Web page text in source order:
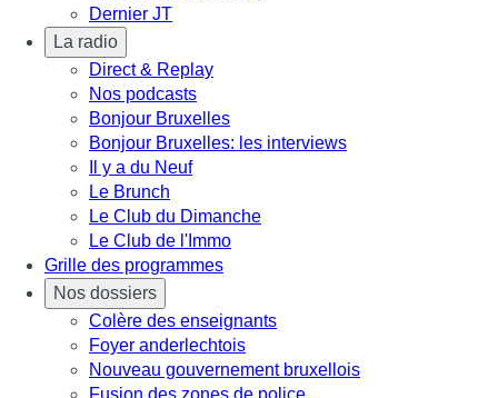
Dernier JT
La radio
Direct & Replay
Nos podcasts
Bonjour Bruxelles
Bonjour Bruxelles: les interviews
Il y a du Neuf
Le Brunch
Le Club du Dimanche
Le Club de l'Immo
Grille des programmes
Nos dossiers
Colère des enseignants
Foyer anderlechtois
Nouveau gouvernement bruxellois
Fusion des zones de police